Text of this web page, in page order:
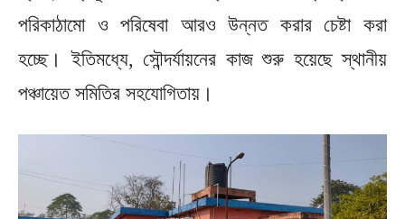
পরিকাঠামো ও পরিষেবা আরও উন্নত করার চেষ্টা করা
হচ্ছে। ইতিমধ্যে, সৌন্দর্যায়নের কাজ শুরু হয়েছে স্থানীয়
পঞ্চায়েত সমিতির সহযোগিতায়।